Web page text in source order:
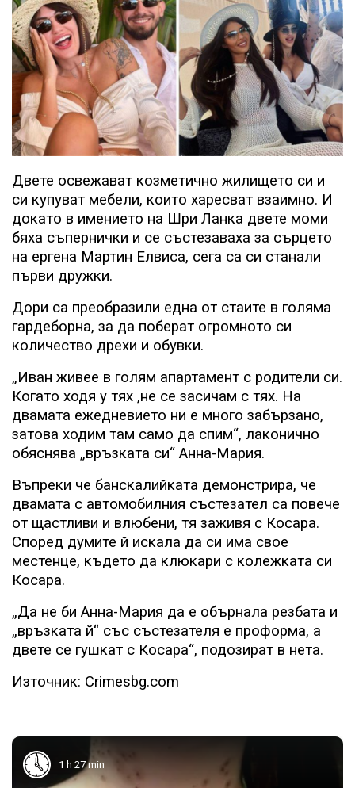
Двете освежават козметично жилището си и
си купуват мебели, които харесват взаимно. И
докато в имението на Шри Ланка двете моми
бяха съпернички и се състезаваха за сърцето
на ергена Мартин Елвиса, сега са си станали
първи дружки.
Дори са преобразили една от стаите в голяма
гардеборна, за да поберат огромното си
количество дрехи и обувки.
„Иван живее в голям апартамент с родители си.
Когато ходя у тях ,не се засичам с тях. На
двамата ежедневието ни е много забързано,
затова ходим там само да спим“, лаконично
обяснява „връзката си“ Анна-Мария.
Въпреки че банскалийката демонстрира, че
двамата с автомобилния състезател са повече
от щастливи и влюбени, тя заживя с Косара.
Според думите й искала да си има свое
местенце, където да клюкари с колежката си
Косара.
„Да не би Анна-Мария да е обърнала резбата и
„връзката й“ със състезателя е проформа, а
двете се гушкат с Косара“, подозират в нета.
Източник: Crimesbg.com
1 h 27 min